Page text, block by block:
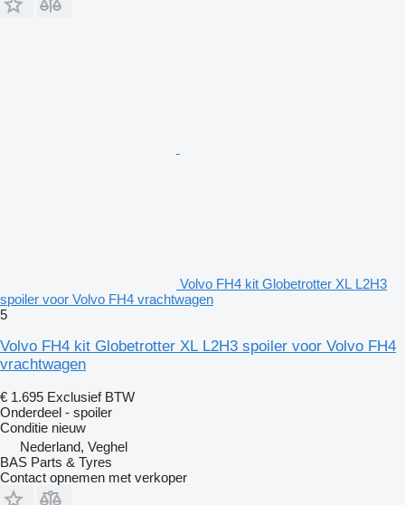
Volvo FH4 kit Globetrotter XL L2H3
spoiler voor Volvo FH4 vrachtwagen
5
Volvo FH4 kit Globetrotter XL L2H3 spoiler voor Volvo FH4
vrachtwagen
€ 1.695 Exclusief BTW
Onderdeel - spoiler
Conditie nieuw
Nederland, Veghel
BAS Parts & Tyres
Contact opnemen met verkoper